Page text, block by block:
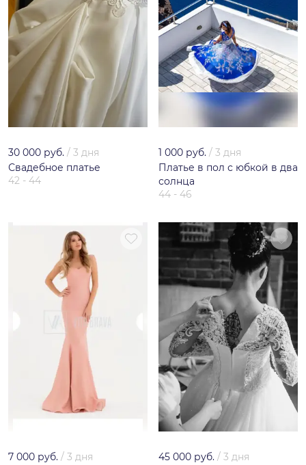
30 000 руб. / 3 дня
Свадебное платье
42 - 44
1 000 руб. / 3 дня
Платье в пол с юбкой в два
солнца
44 - 46
7 000 руб. / 3 дня
45 000 руб. / 3 дня